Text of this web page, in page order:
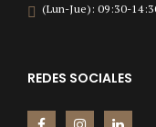
(Lun-Jue): 09:30-
REDES SOCIALES